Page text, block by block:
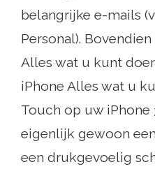
belangrijke e-mails
Personal).
Alles wat u kunt
iPhone Alles wat u
Touch op uw iPhone
eigenlijk gewoon
een drukgevoelig